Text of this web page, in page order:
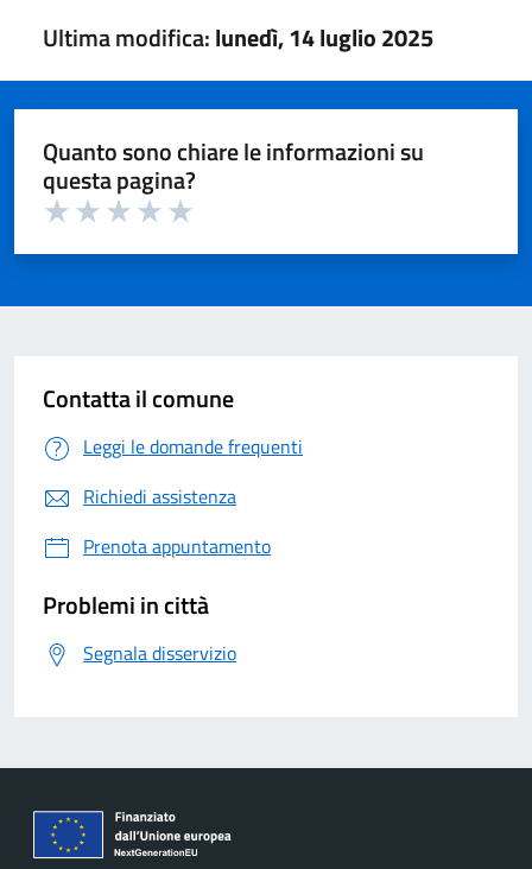
Ultima modifica:lunedì, 14 luglio 2025
Quanto sono chiare le informazioni su
questa pagina?
Contatta il comune
Leggi le domande frequenti
Richiedi assistenza
Prenota appuntamento
Problemi in città
Segnala disservizio